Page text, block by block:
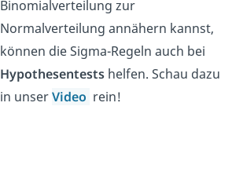
Binomialverteilung zur
Normalverteilung annähern kannst,
können die Sigma-Regeln auch bei
Hypothesentests helfen. Schau dazu
in unserVideo rein!